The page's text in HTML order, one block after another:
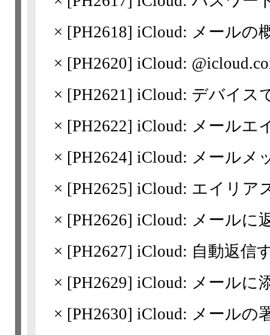
× [PH2618] iCloud: メールの
× [PH2620] iCloud:
× [PH2621] iCloud: デバイス
× [PH2622] iCloud: メールエ
× [PH2624] iCloud: メールメ
× [PH2625] iCloud: エイリア
× [PH2626] iCloud: メールに
× [PH2627] iCloud: 自動返信
× [PH2629] iCloud: メールに
× [PH2630] iCloud: メールの